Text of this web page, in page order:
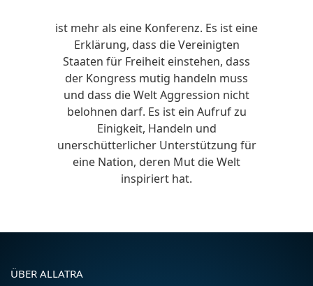
ist mehr als eine Konferenz. Es ist eine
Erklärung, dass die Vereinigten
Staaten für Freiheit einstehen, dass
der Kongress mutig handeln muss
und dass die Welt Aggression nicht
belohnen darf. Es ist ein Aufruf zu
Einigkeit, Handeln und
unerschütterlicher Unterstützung für
eine Nation, deren Mut die Welt
inspiriert hat.
ÜBER ALLATRA